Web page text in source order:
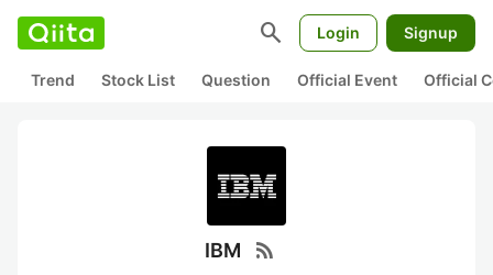
search Login Signup
Trend Stock List Question Official Event Official
IBM rss_feed